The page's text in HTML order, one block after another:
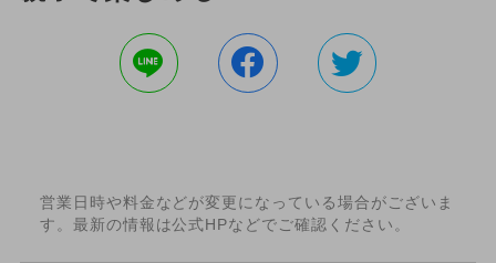
営業日時や料金などが変更になっている場合がございま
す。最新の情報は公式HPなどでご確認ください。